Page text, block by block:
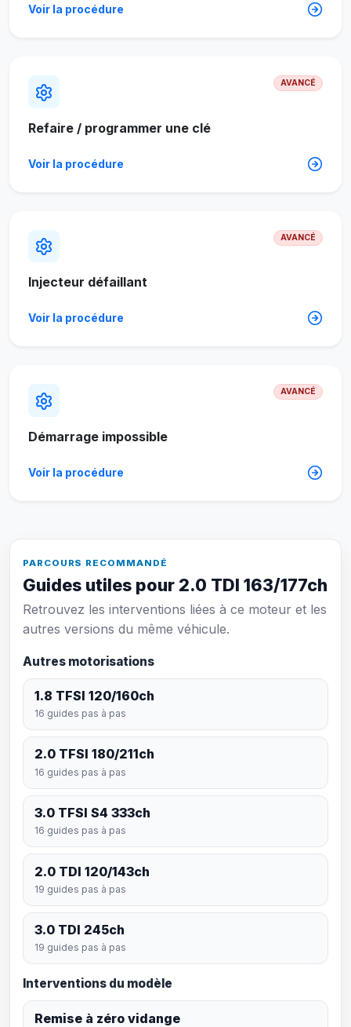
Voir la procédure
AVANCÉ
Refaire / programmer une clé
Voir la procédure
AVANCÉ
Injecteur défaillant
Voir la procédure
AVANCÉ
Démarrage impossible
Voir la procédure
PARCOURS RECOMMANDÉ
Guides utiles pour 2.0 TDI 163/177ch
Retrouvez les interventions liées à ce moteur et les
autres versions du même véhicule.
Autres motorisations
1.8 TFSI 120/160ch
16 guides pas à pas
2.0 TFSI 180/211ch
16 guides pas à pas
3.0 TFSI S4 333ch
16 guides pas à pas
2.0 TDI 120/143ch
19 guides pas à pas
3.0 TDI 245ch
19 guides pas à pas
Interventions du modèle
Remise à zéro vidange